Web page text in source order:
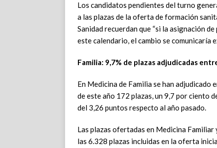
Los candidatos pendientes del turno
a las plazas de la oferta de formación
Sanidad recuerdan que “si la asignación
este calendario, el cambio se comunicaría
Familia: 9,7% de plazas adjudicadas
En Medicina de Familia se han
de este año 172 plazas, un 9,7 por ciento
del 3,26 puntos respecto al año pasado.
Las plazas ofertadas en Medicina
las 6.328 plazas incluidas en la oferta